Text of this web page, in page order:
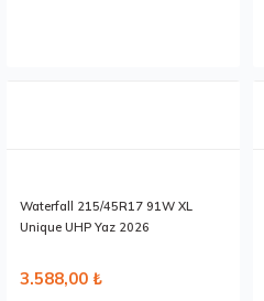
Waterfall 215/45R17 91W XL
Unique UHP Yaz 2026
3.588,00 ₺